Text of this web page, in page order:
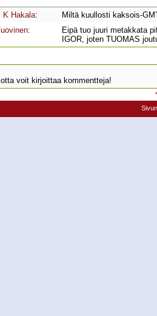
K Hakala:
Miltä kuullosti kaksois-
:
Eipä tuo juuri metakkata
IGOR, joten TUOMAS
voit kirjoittaa kommentteja!